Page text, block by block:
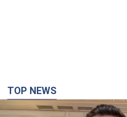
TOP NEWS